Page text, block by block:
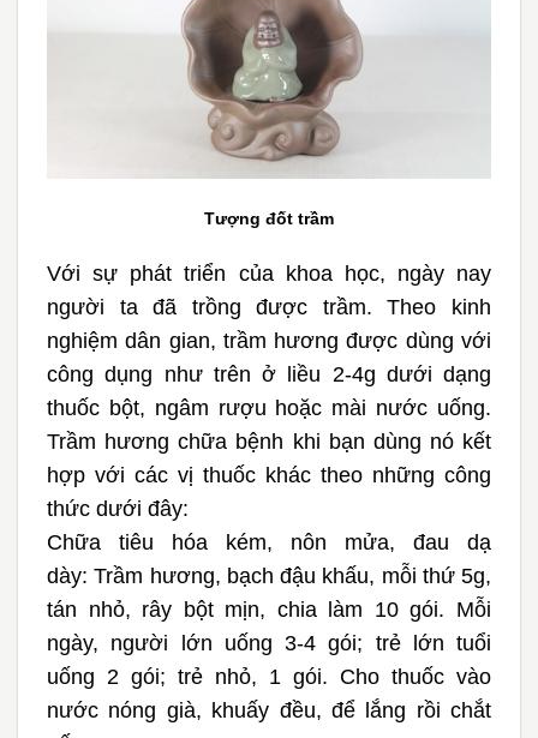
Tượng đốt trầm
Với sự phát triển của khoa học, ngày nay
người ta đã trồng được trầm. Theo kinh
nghiệm dân gian, trầm hương được dùng với
công dụng như trên ở liều 2-4g dưới dạng
thuốc bột, ngâm rượu hoặc mài nước uống.
Trầm hương chữa bệnh khi bạn dùng nó kết
hợp với các vị thuốc khác theo những công
thức dưới đây:
Chữa tiêu hóa kém, nôn mửa, đau dạ
dày:Trầm hương, bạch đậu khấu, mỗi thứ 5g,
tán nhỏ, rây bột mịn, chia làm 10 gói. Mỗi
ngày, người lớn uống 3-4 gói; trẻ lớn tuổi
uống 2 gói; trẻ nhỏ, 1 gói. Cho thuốc vào
nước nóng già, khuấy đều, để lắng rồi chắt